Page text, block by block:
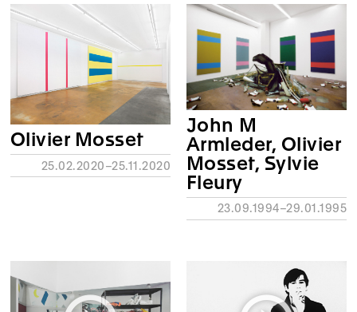
Olivier Mosset
25.02.2020–25.11.2020
John M
Armleder, Olivier
Mosset, Sylvie
Fleury
23.09.1994–29.01.1995